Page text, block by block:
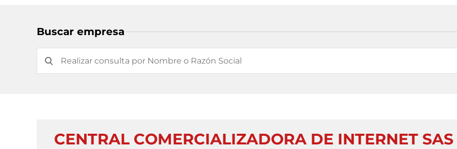
Buscar empresa
CENTRAL COMERCIALIZADORA DE INTERNET SAS